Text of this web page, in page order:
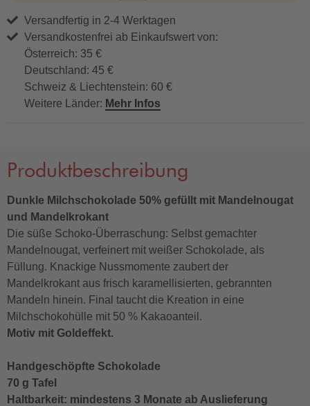
Versandfertig in 2-4 Werktagen
Versandkostenfrei ab Einkaufswert von:
Österreich: 35 €
Deutschland: 45 €
Schweiz & Liechtenstein: 60 €
Weitere Länder: Mehr Infos
Produktbeschreibung
Dunkle Milchschokolade 50% gefüllt mit Mandelnougat
und Mandelkrokant
Die süße Schoko-Überraschung: Selbst gemachter
Mandelnougat, verfeinert mit weißer Schokolade, als
Füllung. Knackige Nussmomente zaubert der
Mandelkrokant aus frisch karamellisierten, gebrannten
Mandeln hinein. Final taucht die Kreation in eine
Milchschokohülle mit 50 % Kakaoanteil.
Motiv mit Goldeffekt.
Handgeschöpfte Schokolade
70 g Tafel
Haltbarkeit: mindestens 3 Monate ab Auslieferung